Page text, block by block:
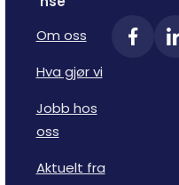
Om oss
Hva gjør vi
Jobb hos
oss
Aktuelt fra